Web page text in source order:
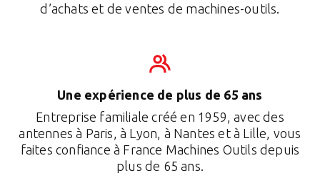
d’achats et de ventes de machines-outils.
Une expérience de plus de 65 ans
Entreprise familiale créé en 1959, avec des
antennes à Paris, à Lyon, à Nantes et à Lille, vous
faites confiance à France Machines Outils depuis
plus de 65 ans.